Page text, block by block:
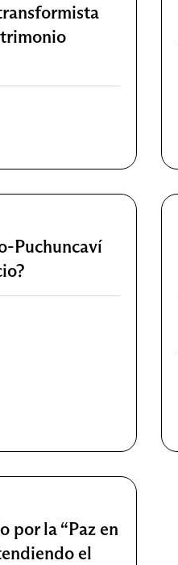
Puchuncaví
por la “Paz en
el